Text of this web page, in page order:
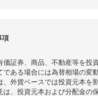
項
証券、商品、不動産等を
ある場合には為替相場の
外貨ベースでは投資元本
、投資元本および分配金の